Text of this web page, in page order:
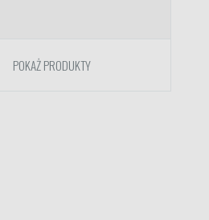
POKAŻ PRODUKTY